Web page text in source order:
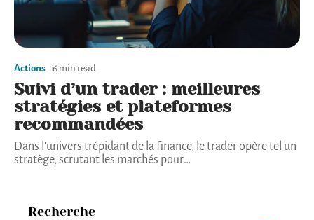
Actions 6 min read
Suivi d’un trader : meilleures
stratégies et plateformes
recommandées
Dans l'univers trépidant de la finance, le trader opère tel un
stratège, scrutant les marchés pour…
Recherche